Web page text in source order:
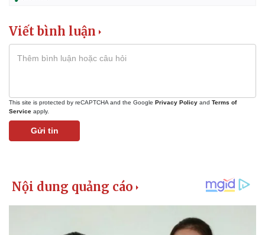
Viết bình luận
This site is protected by reCAPTCHA and the Google Privacy Policy and Terms of
Service apply.
Gửi tin